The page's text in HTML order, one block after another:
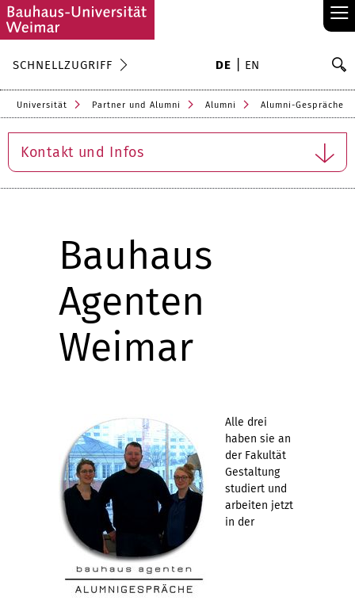
≡
SCHNELLZUGRIFF DE EN
Universität Partner und Alumni Alumni Alumni-Gespräche
Kontakt und Infos
Bauhaus
Agenten
Weimar
Alle drei
haben sie an
der Fakultät
Gestaltung
studiert und
arbeiten jetzt
in der